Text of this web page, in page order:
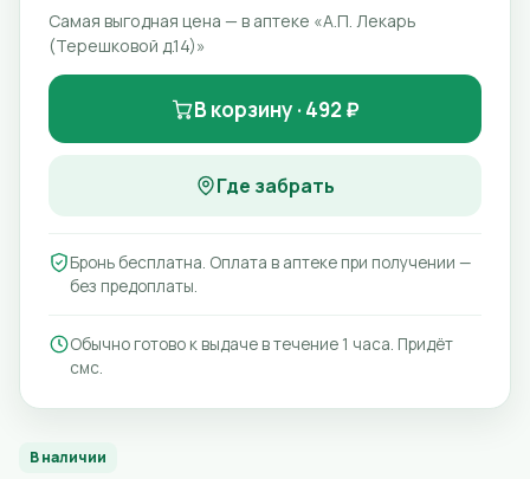
В наличии
Самая выгодная цена — в аптеке «А.П. Лекарь
(Терешковой д.14)»
В корзину · 492 ₽
Где забрать
Бронь бесплатна. Оплата в аптеке при получении —
без предоплаты.
Обычно готово к выдаче в течение 1 часа. Придёт
смс.